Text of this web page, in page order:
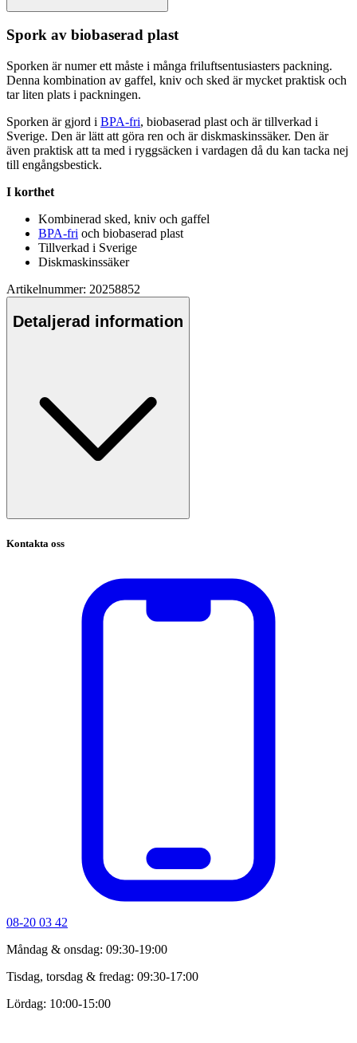
Spork av biobaserad plast
Sporken är numer ett måste i många friluftsentusiasters packning.
Denna kombination av gaffel, kniv och sked är mycket praktisk och
tar liten plats i packningen.
Sporken är gjord i BPA-fri, biobaserad plast och är tillverkad i
Sverige. Den är lätt att göra ren och är diskmaskinssäker. Den är
även praktisk att ta med i ryggsäcken i vardagen då du kan tacka nej
till engångsbestick.
I korthet
Kombinerad sked, kniv och gaffel
BPA-fri och biobaserad plast
Tillverkad i Sverige
Diskmaskinssäker
Artikelnummer: 20258852
Detaljerad information
Kontakta oss
08-20 03 42
Måndag & onsdag: 09:30-19:00
Tisdag, torsdag & fredag: 09:30-17:00
Lördag: 10:00-15:00